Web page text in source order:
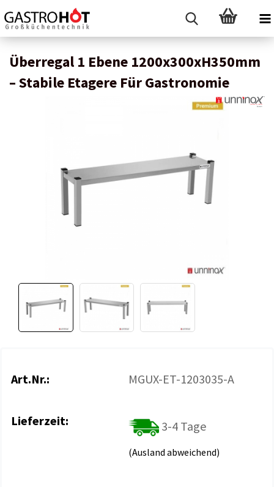
Überregal 1 Ebene 1200x300xH350mm
– Stabile Etagere Für Gastronomie
Art.Nr.: MGUX-ET-1203035-A
Lieferzeit: 3-4 Tage
(Ausland abweichend)